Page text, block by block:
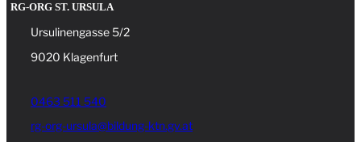
RG-ORG ST. URSULA
Ursulinengasse 5/2
9020 Klagenfurt
0463 511 540
rg-org-ursula@bildung-ktn.gv.at